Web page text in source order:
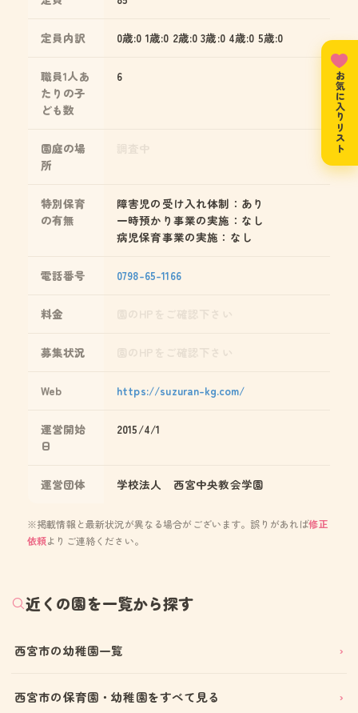
定員内訳 0歳:0 1歳:0 2歳:0 3歳:0 4歳:0 5歳:0
職員1人あ
たりの子
ども数
6
園庭の場
所
特別保育
の有無
障害児の受け入れ体制：あり
一時預かり事業の実施：なし
病児保育事業の実施：なし
電話番号 0798-65-1166
料金
募集状況
Web https://suzuran-kg.com/
運営開始
日
2015/4/1
運営団体 学校法人 西宮中央教会学園
※掲載情報と最新状況が異なる場合がございます。誤りがあれば修正
依頼よりご連絡ください。
近くの園を一覧から探す
西宮市の幼稚園一覧
西宮市の保育園・幼稚園をすべて見る
お気に入りリスト